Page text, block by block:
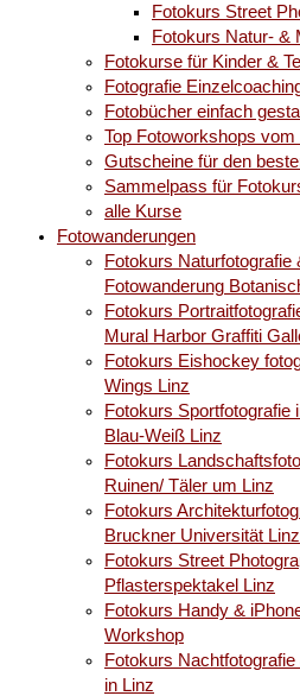
Fotokurs Street
Fotokurs Natur- &
Fotokurse für Kinder &
Fotografie
Fotobücher einfach
Top Fotoworkshops
Gutscheine für den
Sammelpass für
alle Kurse
Fotowanderungen
Fotokurs Naturfotografie
Fotowanderung
Fotokurs
Mural Harbor Graffiti
Fotokurs Eishockey
Wings Linz
Fotokurs Sportfotografie
Blau-Weiß Linz
Fotokurs
Ruinen/ Täler um Linz
Fotokurs
Bruckner Universität Linz
Fotokurs Street
Pflasterspektakel Linz
Fotokurs Handy &
Workshop
Fotokurs
in Linz